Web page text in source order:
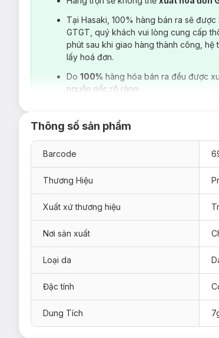
Hiện sản phẩmPhấn Phủ Pramy Flawless UV
02 Natural - Tông Da Thiên Vàng
Tại Hasaki, 100% hàng bán ra sẽ được
GTGT, quý khách vui lòng cung cấp
phút sau khi giao hàng thành công,
lấy hoá đơn.
Do 100% hàng hóa bán ra đều được
nguồn gốc rõ ràng.
Thông số sản phẩm
Barcode
Thương Hiệu
Xuất xứ thương hiệu
Nơi sản xuất
Loại da
Đặc tính
Dung Tích